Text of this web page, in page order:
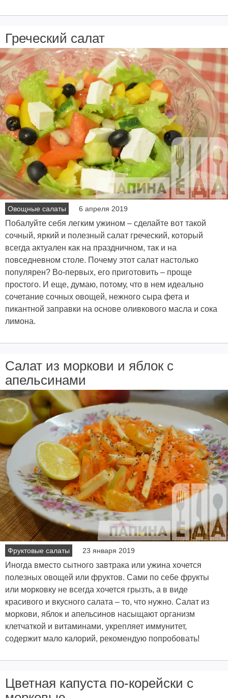
Греческий салат
Овощные салаты 6 апреля 2019
Побалуйте себя легким ужином – сделайте вот такой
сочный, яркий и полезный салат греческий, который
всегда актуален как на праздничном, так и на
повседневном столе. Почему этот салат настолько
популярен? Во-первых, его приготовить – проще
простого. И еще, думаю, потому, что в нем идеально
сочетание сочных овощей, нежного сыра фета и
пикантной заправки на основе оливкового масла и сока
лимона.
Салат из моркови и яблок с
апельсинами
Фруктовые салаты 23 января 2019
Иногда вместо сытного завтрака или ужина хочется
полезных овощей или фруктов. Сами по себе фрукты
или морковку не всегда хочется грызть, а в виде
красивого и вкусного салата – то, что нужно. Салат из
моркови, яблок и апельсинов насыщают организм
клетчаткой и витаминами, укрепляет иммунитет,
содержит мало калорий, рекомендую попробовать!
Цветная капуста по-корейски с